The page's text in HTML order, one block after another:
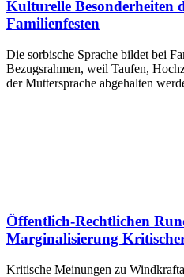
Kulturelle Besonderheiten
Familienfesten
Die sorbische Sprache bildet bei
Bezugsrahmen, weil Taufen,
der Muttersprache abgehalten
Öffentlich-Rechtlichen
Marginalisierung
Kritische Meinungen zu